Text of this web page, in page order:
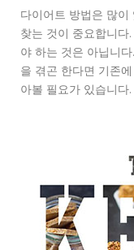
다이어트 방법은 많
찾는 것이 중요합니
야 하는 것은 아닙니
을 겪곤 한다면 기존
아볼 필요가 있습니다.